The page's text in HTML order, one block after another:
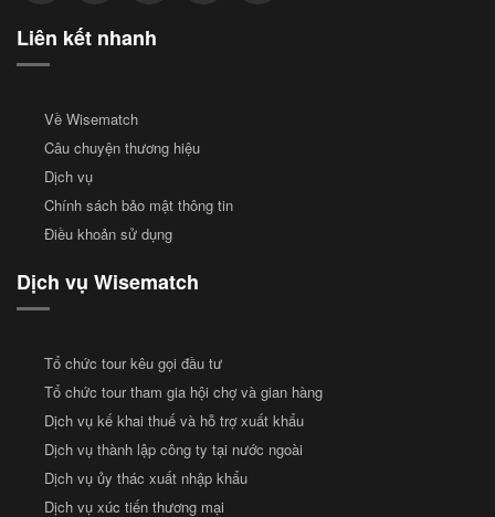
Liên kết nhanh
Về Wisematch
Câu chuyện thương hiệu
Dịch vụ
Chính sách bảo mật thông tin
Điều khoản sử dụng
Dịch vụ Wisematch
Tổ chức tour kêu gọi đầu tư
Tổ chức tour tham gia hội chợ và gian hàng
Dịch vụ kế khai thuế và hỗ trợ xuất khẩu
Dịch vụ thành lập công ty tại nước ngoài
Dịch vụ ủy thác xuất nhập khẩu
Dịch vụ xúc tiến thương mại